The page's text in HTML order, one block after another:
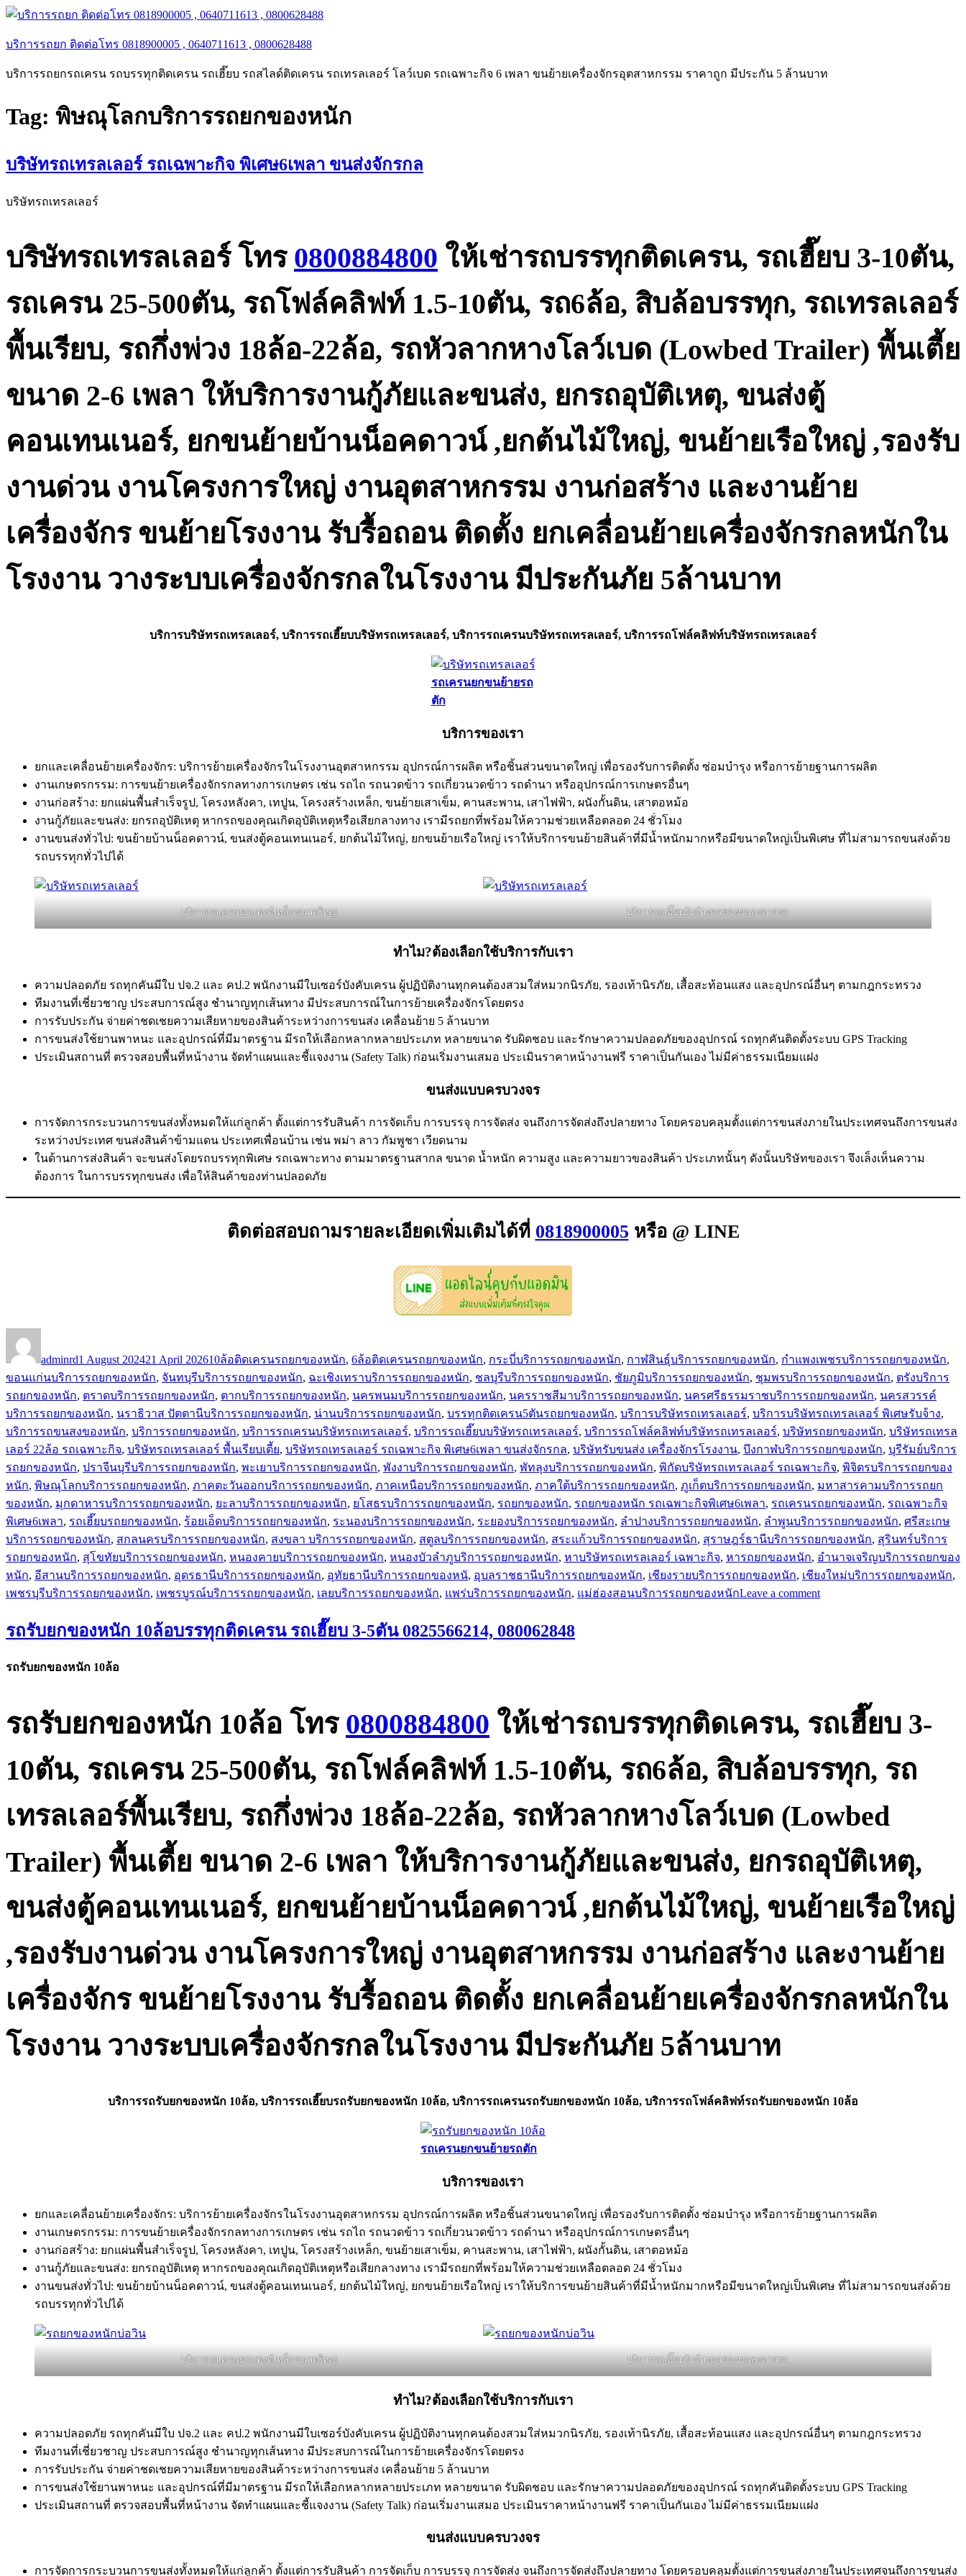
Skip
content
บริการรถยก ติดต่อโทร 0818900005 , 0640711613 , 0800628488
บริการรถยกรถเครน รถบรรทุกติดเครน รถเฮี๊ยบ รถสไลด์ติดเครน รถเทรลเลอร์ โลว์เบด รถเฉพาะกิจ 6 เพลา ขนย้ายเครื่องจักรอุตสาหกรรม ราคาถูก มีประกัน 5 ล้านบาท
Tag: พิษณุโลกบริการรถยกของหนัก
บริษัทรถเทรลเลอร์ รถเฉพาะกิจ พิเศษ6เพลา ขนส่งจักรกล
บริษัทรถเทรลเลอร์
บริษัทรถเทรลเลอร์โทร 0800884800 ให้เช่ารถบรรทุกติดเครน, รถเฮี๊ยบ 3-10ตัน,
รถเครน 25-500ตัน, รถโฟล์คลิฟท์ 1.5-10ตัน, รถ6ล้อ, สิบล้อบรรทุก, รถเทรลเลอร์
พื้นเรียบ, รถกึ่งพ่วง 18ล้อ-22ล้อ, รถหัวลากหางโลว์เบด (Lowbed Trailer) พื้นเตี้ย
ขนาด 2-6 เพลา ให้บริการงานกู้ภัยและขนส่ง, ยกรถอุบัติเหตุ, ขนส่งตู้
คอนเทนเนอร์, ยกขนย้ายบ้านน็อคดาวน์ ,ยกต้นไม้ใหญ่, ขนย้ายเรือใหญ่ ,รองรับ
งานด่วน งานโครงการใหญ่ งานอุตสาหกรรม งานก่อสร้าง และงานย้าย
เครื่องจักร ขนย้ายโรงงาน รับรื้อถอน ติดตั้ง ยกเคลื่อนย้ายเครื่องจักรกลหนักใน
โรงงาน วางระบบเครื่องจักรกลในโรงงาน มีประกันภัย 5ล้านบาท
บริการบริษัทรถเทรลเลอร์, บริการรถเฮี๊ยบบริษัทรถเทรลเลอร์, บริการรถเครนบริษัทรถเทรลเลอร์, บริการรถโฟล์คลิฟท์บริษัทรถเทรลเลอร์
รถเครนยกขนย้ายรถ
ตัก
บริการของเรา
ยกและเคลื่อนย้ายเครื่องจักร: บริการย้ายเครื่องจักรในโรงงานอุตสาหกรรม อุปกรณ์การผลิต หรือชิ้นส่วนขนาดใหญ่ เพื่อรองรับการติดตั้ง ซ่อมบำรุง หรือการย้ายฐานการผลิต
งานเกษตรกรรม: การขนย้ายเครื่องจักรกลทางการเกษตร เช่น รถไถ รถนวดข้าว รถเกี่ยวนวดข้าว รถดำนา หรืออุปกรณ์การเกษตรอื่นๆ
งานก่อสร้าง: ยกแผ่นพื้นสำเร็จรูป, โครงหลังคา, เทปูน, โครงสร้างเหล็ก, ขนย้ายเสาเข็ม, คานสะพาน, เสาไฟฟ้า, ผนังกั้นดิน, เสาตอหม้อ
งานกู้ภัยและขนส่ง: ยกรถอุบัติเหตุ หากรถของคุณเกิดอุบัติเหตุหรือเสียกลางทาง เรามีรถยกที่พร้อมให้ความช่วยเหลือตลอด 24 ชั่วโมง
งานขนส่งทั่วไป: ขนย้ายบ้านน็อคดาวน์, ขนส่งตู้คอนเทนเนอร์, ยกต้นไม้ใหญ่, ยกขนย้ายเรือใหญ่ เราให้บริการขนย้ายสินค้าที่มีน้ำหนักมากหรือมีขนาดใหญ่เป็นพิเศษ ที่ไม่สามารถขนส่งด้วย
รถบรรทุกทั่วไปได้
บริการรถเครนยกแทงค์เหล็กขนาดใหญ่ บริการรถเฮี๊ยบรับจ้างยกของขนลงจากรถ
ทำไม?ต้องเลือกใช้บริการกับเรา
ความปลอดภัย รถทุกคันมีใบ ปจ.2 และ คป.2 พนักงานมีใบเซอร์บังคับเครน ผู้ปฏิบัติงานทุกคนต้องสวมใส่หมวกนิรภัย, รองเท้านิรภัย, เสื้อสะท้อนแสง และอุปกรณ์อื่นๆ ตามกฎกระทรวง
ทีมงานที่เชี่ยวชาญ ประสบการณ์สูง ชำนาญทุกเส้นทาง มีประสบการณ์ในการย้ายเครื่องจักรโดยตรง
การรับประกัน จ่ายค่าชดเชยความเสียหายของสินค้าระหว่างการขนส่ง เคลื่อนย้าย 5 ล้านบาท
การขนส่งใช้ยานพาหนะ และอุปกรณ์ที่มีมาตรฐาน มีรถให้เลือกหลากหลายประเภท หลายขนาด รับผิดชอบ และรักษาความปลอดภัยของอุปกรณ์ รถทุกคันติดตั้งระบบ GPS Tracking
ประเมินสถานที่ ตรวจสอบพื้นที่หน้างาน จัดทำแผนและชี้แจงงาน (Safety Talk) ก่อนเริ่มงานเสมอ ประเมินราคาหน้างานฟรี ราคาเป็นกันเอง ไม่มีค่าธรรมเนียมแฝง
ขนส่งแบบครบวงจร
การจัดการกระบวนการขนส่งทั้งหมดให้แก่ลูกค้า ตั้งแต่การรับสินค้า การจัดเก็บ การบรรจุ การจัดส่ง จนถึงการจัดส่งถึงปลายทาง โดยครอบคลุมตั้งแต่การขนส่งภายในประเทศจนถึงการขนส่ง
ระหว่างประเทศ ขนส่งสินค้าข้ามแดน ประเทศเพื่อนบ้าน เช่น พม่า ลาว กัมพูชา เวียดนาม
ในด้านการส่งสินค้า จะขนส่งโดยรถบรรทุกพิเศษ รถเฉพาะทาง ตามมาตรฐานสากล ขนาด น้ำหนัก ความสูง และความยาวของสินค้า ประเภทนั้นๆ ดังนั้นบริษัทของเรา จึงเล็งเห็นความ
ต้องการ ในการบรรทุกขนส่ง เพื่อให้สินค้าของท่านปลอดภัย
ติดต่อสอบถามรายละเอียดเพิ่มเติมได้ที่ 0818900005 หรือ @ LINE
adminrd1 August 202421 April 202610ล้อติดเครนรถยกของหนัก, 6ล้อติดเครนรถยกของหนัก, กระบี่บริการรถยกของหนัก, กาฬสินธุ์บริการรถยกของหนัก, กำแพงเพชรบริการรถยกของหนัก,
ขอนแก่นบริการรถยกของหนัก, จันทบุรีบริการรถยกของหนัก, ฉะเชิงเทราบริการรถยกของหนัก, ชลบุรีบริการรถยกของหนัก, ชัยภูมิบริการรถยกของหนัก, ชุมพรบริการรถยกของหนัก, ตรังบริการ
รถยกของหนัก, ตราดบริการรถยกของหนัก, ตากบริการรถยกของหนัก, นครพนมบริการรถยกของหนัก, นครราชสีมาบริการรถยกของหนัก, นครศรีธรรมราชบริการรถยกของหนัก, นครสวรรค์
บริการรถยกของหนัก, นราธิวาส ปัตตานีบริการรถยกของหนัก, น่านบริการรถยกของหนัก, บรรทุกติดเครน5ตันรถยกของหนัก, บริการบริษัทรถเทรลเลอร์, บริการบริษัทรถเทรลเลอร์ พิเศษรับจ้าง,
บริการรถขนสงของหนัก, บริการรถยกของหนัก, บริการรถเครนบริษัทรถเทรลเลอร์, บริการรถเฮี๊ยบบริษัทรถเทรลเลอร์, บริการรถโฟล์คลิฟท์บริษัทรถเทรลเลอร์, บริษัทรถยกของหนัก, บริษัทรถเทรล
เลอร์ 22ล้อ รถเฉพาะกิจ, บริษัทรถเทรลเลอร์ พื้นเรียบเตี้ย, บริษัทรถเทรลเลอร์ รถเฉพาะกิจ พิเศษ6เพลา ขนส่งจักรกล, บริษัทรับขนส่ง เครื่องจักรโรงงาน, บึงกาฬบริการรถยกของหนัก, บุรีรัมย์บริการ
รถยกของหนัก, ปราจีนบุรีบริการรถยกของหนัก, พะเยาบริการรถยกของหนัก, พังงาบริการรถยกของหนัก, พัทลุงบริการรถยกของหนัก, พิกัดบริษัทรถเทรลเลอร์ รถเฉพาะกิจ, พิจิตรบริการรถยกของ
หนัก, พิษณุโลกบริการรถยกของหนัก, ภาคตะวันออกบริการรถยกของหนัก, ภาคเหนือบริการรถยกของหนัก, ภาคใต้บริการรถยกของหนัก, ภูเก็ตบริการรถยกของหนัก, มหาสารคามบริการรถยก
ของหนัก, มุกดาหารบริการรถยกของหนัก, ยะลาบริการรถยกของหนัก, ยโสธรบริการรถยกของหนัก, รถยกของหนัก, รถยกของหนัก รถเฉพาะกิจพิเศษ6เพลา, รถเครนรถยกของหนัก, รถเฉพาะกิจ
พิเศษ6เพลา, รถเฮี๊ยบรถยกของหนัก, ร้อยเอ็ดบริการรถยกของหนัก, ระนองบริการรถยกของหนัก, ระยองบริการรถยกของหนัก, ลำปางบริการรถยกของหนัก, ลำพูนบริการรถยกของหนัก, ศรีสะเกษ
บริการรถยกของหนัก, สกลนครบริการรถยกของหนัก, สงขลา บริการรถยกของหนัก, สตูลบริการรถยกของหนัก, สระแก้วบริการรถยกของหนัก, สุราษฎร์ธานีบริการรถยกของหนัก, สุรินทร์บริการ
รถยกของหนัก, สุโขทัยบริการรถยกของหนัก, หนองคายบริการรถยกของหนัก, หนองบัวลำภูบริการรถยกของหนัก, หาบริษัทรถเทรลเลอร์ เฉพาะกิจ, หารถยกของหนัก, อำนาจเจริญบริการรถยกของ
หนัก, อีสานบริการรถยกของหนัก, อุดรธานีบริการรถยกของหนัก, อุทัยธานีบริการรถยกของหนั, อุบลราชธานีบริการรถยกของหนัก, เชียงรายบริการรถยกของหนัก, เชียงใหม่บริการรถยกของหนัก,
เพชรบุรีบริการรถยกของหนัก, เพชรบูรณ์บริการรถยกของหนัก, เลยบริการรถยกของหนัก, แพร่บริการรถยกของหนัก, แม่ฮ่องสอนบริการรถยกของหนักLeave a commenton
เฉพาะ
กิจ
ขนส่ง
รถรับยกของหนัก 10ล้อบรรทุกติดเครน รถเฮี๊ยบ 3-5ตัน 0825566214, 080062848
รถรับยกของหนัก 10ล้อ
รถรับยกของหนัก 10ล้อ โทร 0800884800 ให้เช่ารถบรรทุกติดเครน, รถเฮี๊ยบ 3-
10ตัน, รถเครน 25-500ตัน, รถโฟล์คลิฟท์ 1.5-10ตัน, รถ6ล้อ, สิบล้อบรรทุก, รถ
เทรลเลอร์พื้นเรียบ, รถกึ่งพ่วง 18ล้อ-22ล้อ, รถหัวลากหางโลว์เบด (Lowbed
Trailer) พื้นเตี้ย ขนาด 2-6 เพลา ให้บริการงานกู้ภัยและขนส่ง, ยกรถอุบัติเหตุ,
ขนส่งตู้คอนเทนเนอร์, ยกขนย้ายบ้านน็อคดาวน์ ,ยกต้นไม้ใหญ่, ขนย้ายเรือใหญ่
,รองรับงานด่วน งานโครงการใหญ่ งานอุตสาหกรรม งานก่อสร้าง และงานย้าย
เครื่องจักร ขนย้ายโรงงาน รับรื้อถอน ติดตั้ง ยกเคลื่อนย้ายเครื่องจักรกลหนักใน
โรงงาน วางระบบเครื่องจักรกลในโรงงาน มีประกันภัย 5ล้านบาท
บริการรถรับยกของหนัก 10ล้อ, บริการรถเฮี๊ยบรถรับยกของหนัก 10ล้อ, บริการรถเครนรถรับยกของหนัก 10ล้อ, บริการรถโฟล์คลิฟท์รถรับยกของหนัก 10ล้อ
รถเครนยกขนย้ายรถตัก
บริการของเรา
ยกและเคลื่อนย้ายเครื่องจักร: บริการย้ายเครื่องจักรในโรงงานอุตสาหกรรม อุปกรณ์การผลิต หรือชิ้นส่วนขนาดใหญ่ เพื่อรองรับการติดตั้ง ซ่อมบำรุง หรือการย้ายฐานการผลิต
งานเกษตรกรรม: การขนย้ายเครื่องจักรกลทางการเกษตร เช่น รถไถ รถนวดข้าว รถเกี่ยวนวดข้าว รถดำนา หรืออุปกรณ์การเกษตรอื่นๆ
งานก่อสร้าง: ยกแผ่นพื้นสำเร็จรูป, โครงหลังคา, เทปูน, โครงสร้างเหล็ก, ขนย้ายเสาเข็ม, คานสะพาน, เสาไฟฟ้า, ผนังกั้นดิน, เสาตอหม้อ
งานกู้ภัยและขนส่ง: ยกรถอุบัติเหตุ หากรถของคุณเกิดอุบัติเหตุหรือเสียกลางทาง เรามีรถยกที่พร้อมให้ความช่วยเหลือตลอด 24 ชั่วโมง
งานขนส่งทั่วไป: ขนย้ายบ้านน็อคดาวน์, ขนส่งตู้คอนเทนเนอร์, ยกต้นไม้ใหญ่, ยกขนย้ายเรือใหญ่ เราให้บริการขนย้ายสินค้าที่มีน้ำหนักมากหรือมีขนาดใหญ่เป็นพิเศษ ที่ไม่สามารถขนส่งด้วย
รถบรรทุกทั่วไปได้
บริการรถเครนยกแทงค์เหล็กขนาดใหญ่ บริการรถเฮี๊ยบรับจ้างยกของขนลงจากรถ
ทำไม?ต้องเลือกใช้บริการกับเรา
ความปลอดภัย รถทุกคันมีใบ ปจ.2 และ คป.2 พนักงานมีใบเซอร์บังคับเครน ผู้ปฏิบัติงานทุกคนต้องสวมใส่หมวกนิรภัย, รองเท้านิรภัย, เสื้อสะท้อนแสง และอุปกรณ์อื่นๆ ตามกฎกระทรวง
ทีมงานที่เชี่ยวชาญ ประสบการณ์สูง ชำนาญทุกเส้นทาง มีประสบการณ์ในการย้ายเครื่องจักรโดยตรง
การรับประกัน จ่ายค่าชดเชยความเสียหายของสินค้าระหว่างการขนส่ง เคลื่อนย้าย 5 ล้านบาท
การขนส่งใช้ยานพาหนะ และอุปกรณ์ที่มีมาตรฐาน มีรถให้เลือกหลากหลายประเภท หลายขนาด รับผิดชอบ และรักษาความปลอดภัยของอุปกรณ์ รถทุกคันติดตั้งระบบ GPS Tracking
ประเมินสถานที่ ตรวจสอบพื้นที่หน้างาน จัดทำแผนและชี้แจงงาน (Safety Talk) ก่อนเริ่มงานเสมอ ประเมินราคาหน้างานฟรี ราคาเป็นกันเอง ไม่มีค่าธรรมเนียมแฝง
ขนส่งแบบครบวงจร
การจัดการกระบวนการขนส่งทั้งหมดให้แก่ลูกค้า ตั้งแต่การรับสินค้า การจัดเก็บ การบรรจุ การจัดส่ง จนถึงการจัดส่งถึงปลายทาง โดยครอบคลุมตั้งแต่การขนส่งภายในประเทศจนถึงการขนส่ง